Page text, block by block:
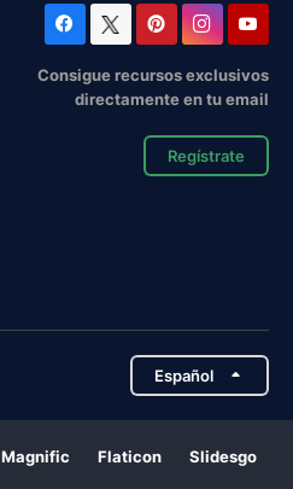
Consigue recursos exclusivos
directamente en tu email
Regístrate
Español
Magnific Flaticon Slidesgo